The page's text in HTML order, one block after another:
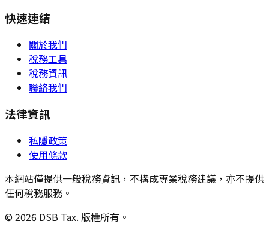
快速連結
關於我們
稅務工具
稅務資訊
聯絡我們
法律資訊
私隱政策
使用條款
本網站僅提供一般稅務資訊，不構成專業稅務建議，亦不提供
任何稅務服務。
© 2026 DSB Tax. 版權所有。